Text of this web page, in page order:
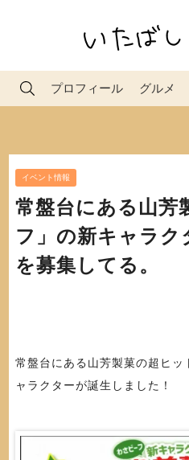
プロフィール グルメ
イベント情報
常盤台にある山芳
フ」の新キャラク
を募集してる。
常盤台にある山芳製菓の超ヒッ
ャラクターが誕生しました！